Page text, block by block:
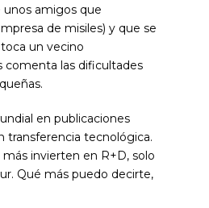
unos amigos que
de misiles) y que se
un vecino
comenta las dificultades
en publicaciones
transferencia tecnológica.
invierten en R+D, solo
Qué más puedo decirte,